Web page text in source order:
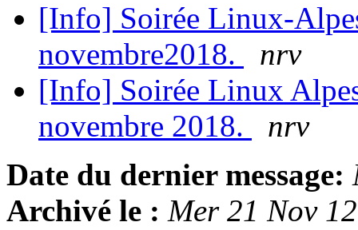
[Info] Soirée Linux-
novembre2018.
nrv
[Info] Soirée Linux
novembre 2018.
nrv
Date du dernier message:
Archivé le : Mer 21 Nov